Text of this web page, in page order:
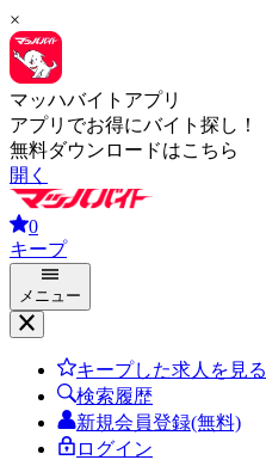
×
マッハバイトアプリ
アプリでお得にバイト探し！
無料ダウンロードはこちら
開く
0
キープ
メニュー
キープした求人を見る
検索履歴
新規会員登録(無料)
ログイン